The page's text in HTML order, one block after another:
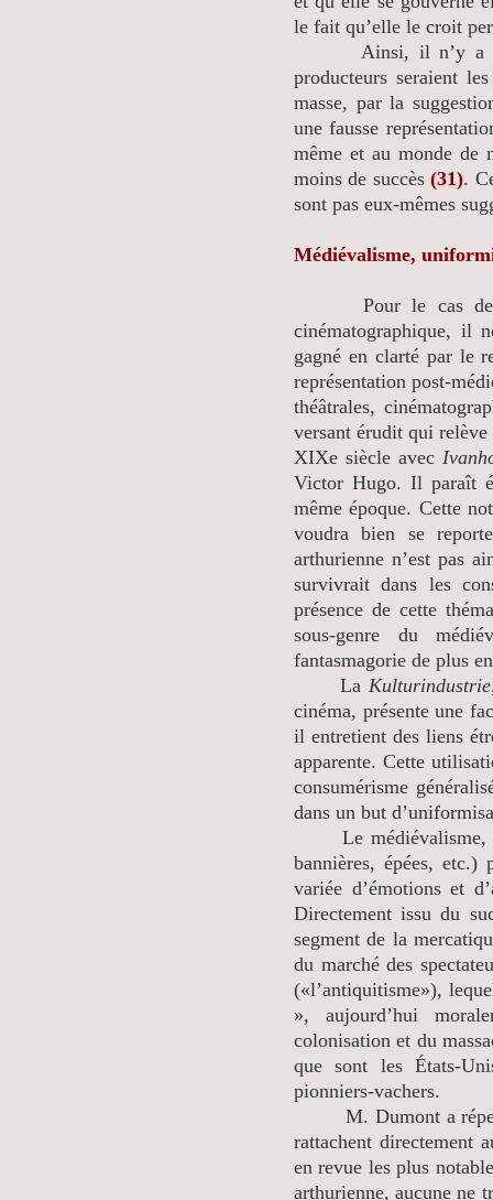
le fait qu’elle le croit
Ainsi, il n’y a pas
producteurs seraient
masse, par la
une fausse
même et au monde de
moins de succès(31).
sont pas eux-mêmes
Médiévalisme,
Pour le cas de la
cinématographique, il
gagné en clarté par le
représentation post-
théâtrales,
versant érudit qui
XIXe siècle avec
Victor Hugo. Il paraît
même époque. Cette
voudra bien se
arthurienne n’est pas
survivrait dans les
présence de cette
sous-genre du
fantasmagorie de plus
La
cinéma, présente une
il entretient des liens
apparente. Cette
consumérisme
dans un but
Le médiévalisme,
bannières, épées, etc.)
variée d’émotions et
Directement issu du
segment de la
du marché des
(«l’antiquitisme»),
», aujourd’hui
colonisation et du
que sont les États-
pionniers-vachers.
M. Dumont a
rattachent directement
en revue les plus
arthurienne, aucune ne